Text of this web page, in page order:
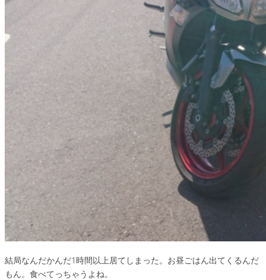
結局なんだかんだ1時間以上居てしまった。お昼ごはん出てくるんだ
もん。食べてっちゃうよね。